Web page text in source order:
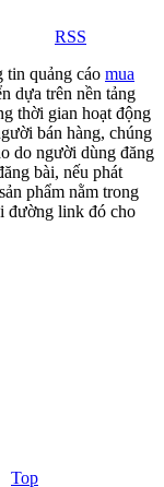
RSS
quảng cáo mua
dựa trên nền tảng
thời gian hoạt động
bán hàng, chúng
do người dùng đăng
bài, nếu phát
phẩm nằm trong
đường link đó cho
Top